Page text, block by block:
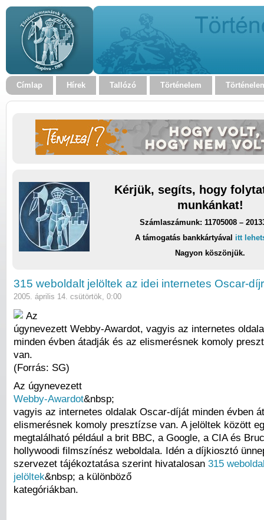
Címlap Hírek Tallózó Történelem
Kérjük, segíts, hogy
munkánkat!
Számlaszámunk: 11705008 –
A támogatás bankkártyával itt
Nagyon köszönjük.
315 weboldalt jelöltek az idei internetes Oscar-
2005. április 14. csütörtök, 0:00
Az
úgynevezett Webby-Awardot, vagyis az internetes
minden évben átadják és az elismerésnek komoly
van.
(Forrás: SG)
Az úgynevezett
Webby-Awardot&nbsp;
vagyis az internetes oldalak Oscar-díját minden évben
elismerésnek komoly presztízse van. A jelöltek között
megtalálható például a brit BBC, a Google, a CIA és
hollywoodi filmszínész weboldala. Idén a díjkiosztó
szervezet tájékoztatása szerint hivatalosan 315
jelöltek&nbsp; a különböző
kategóriákban.